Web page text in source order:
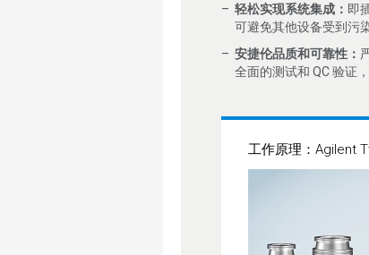
轻松实现系统集成： 即
可避免其他设备受到污
安捷伦品质和可靠性：
全面的测试和 QC 验证
工作原理：Agilent